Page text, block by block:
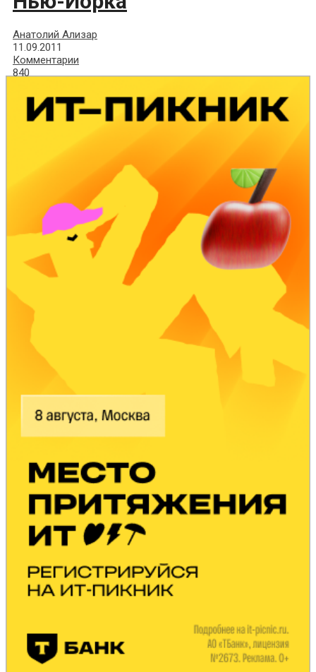
Анатолий Ализар
11.09.2011
Комментарии
840